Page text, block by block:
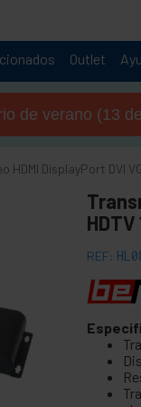
Outlet
de verano (13
HDMI DisplayPort DVI
HDTV
REF: